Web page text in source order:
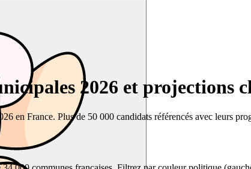
2026 et projections
en France. Plus de 50 000 candidats référencés avec leurs